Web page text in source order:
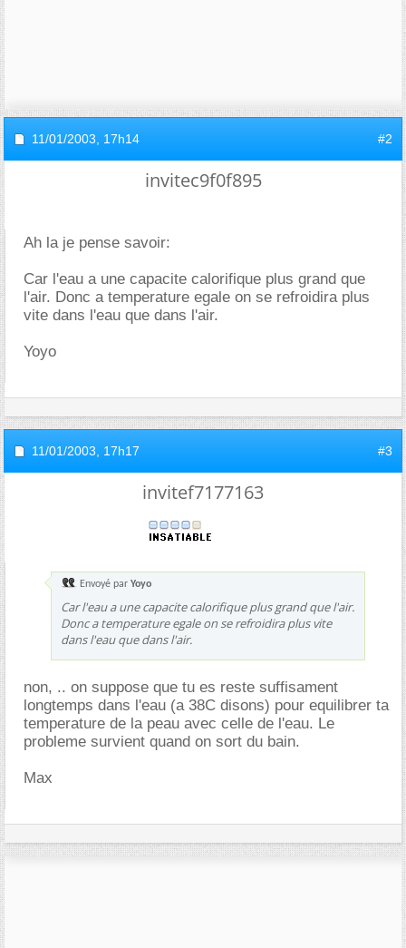
11/01/2003, 17h14 #2
invitec9f0f895
Ah la je pense savoir:
Car l'eau a une capacite calorifique plus grand que
l'air. Donc a temperature egale on se refroidira plus
vite dans l'eau que dans l'air.
Yoyo
11/01/2003, 17h17 #3
invitef7177163
Envoyé par Yoyo
Car l'eau a une capacite calorifique plus grand que l'air.
Donc a temperature egale on se refroidira plus vite
dans l'eau que dans l'air.
non, .. on suppose que tu es reste suffisament
longtemps dans l'eau (a 38C disons) pour equilibrer ta
temperature de la peau avec celle de l'eau. Le
probleme survient quand on sort du bain.
Max